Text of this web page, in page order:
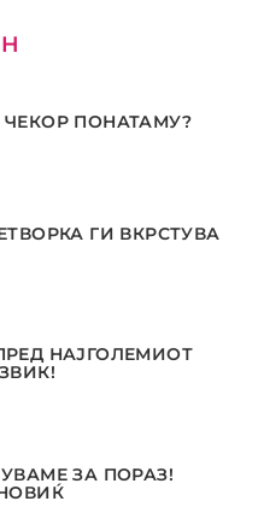
ПОНАТАМУ?
ГИ ВКРСТУВА
НАЈГОЛЕМИОТ
ЗА ПОРАЗ!